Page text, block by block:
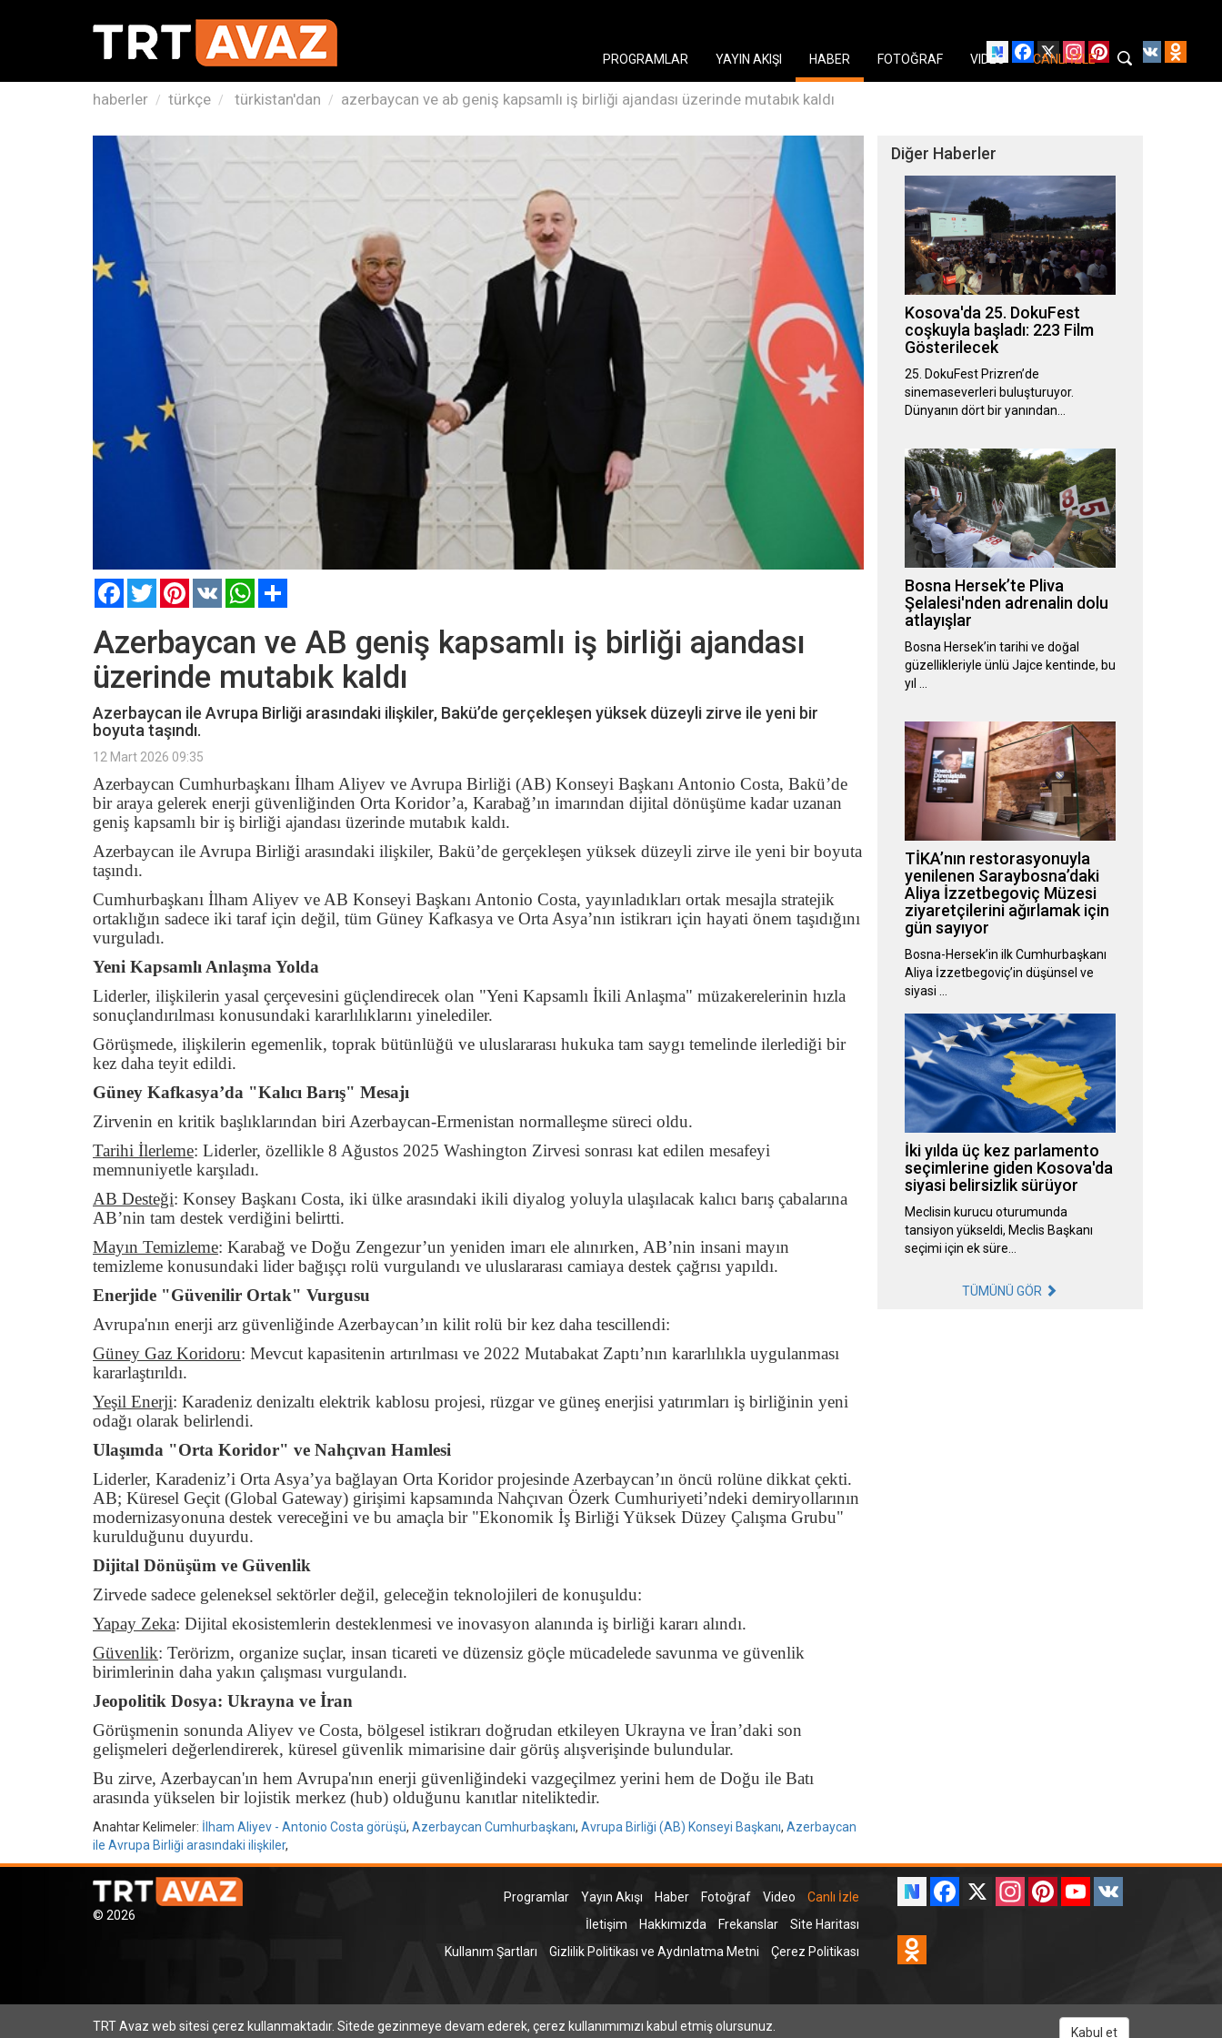
Facebook
X Instagram
PinterestYouTube
VK
PROGRAMLAR YAYIN AKIŞI HABER FOTOĞRAF VIDEO CANLI İZLE
haberler türkçe türkistan'dan azerbaycan ve ab geniş kapsamlı iş birliği ajandası üzerinde mutabık kaldı
FacebookTwitterPinterest
VK WhatsApp
Azerbaycan ve AB geniş kapsamlı iş birliği ajandası
üzerinde mutabık kaldı
Azerbaycan ile Avrupa Birliği arasındaki ilişkiler, Bakü’de gerçekleşen yüksek düzeyli zirve ile yeni bir
boyuta taşındı.
12 Mart 2026 09:35
Azerbaycan Cumhurbaşkanı İlham Aliyev ve Avrupa Birliği (AB) Konseyi Başkanı Antonio Costa, Bakü’de
bir araya gelerek enerji güvenliğinden Orta Koridor’a, Karabağ’ın imarından dijital dönüşüme kadar uzanan
geniş kapsamlı bir iş birliği ajandası üzerinde mutabık kaldı.
Azerbaycan ile Avrupa Birliği arasındaki ilişkiler, Bakü’de gerçekleşen yüksek düzeyli zirve ile yeni bir boyuta
taşındı.
Cumhurbaşkanı İlham Aliyev ve AB Konseyi Başkanı Antonio Costa, yayınladıkları ortak mesajla stratejik
ortaklığın sadece iki taraf için değil, tüm Güney Kafkasya ve Orta Asya’nın istikrarı için hayati önem taşıdığını
vurguladı.
Yeni Kapsamlı Anlaşma Yolda
Liderler, ilişkilerin yasal çerçevesini güçlendirecek olan "Yeni Kapsamlı İkili Anlaşma" müzakerelerinin hızla
sonuçlandırılması konusundaki kararlılıklarını yinelediler.
Görüşmede, ilişkilerin egemenlik, toprak bütünlüğü ve uluslararası hukuka tam saygı temelinde ilerlediği bir
kez daha teyit edildi.
Güney Kafkasya’da "Kalıcı Barış" Mesajı
Zirvenin en kritik başlıklarından biri Azerbaycan-Ermenistan normalleşme süreci oldu.
Tarihi İlerleme: Liderler, özellikle 8 Ağustos 2025 Washington Zirvesi sonrası kat edilen mesafeyi
memnuniyetle karşıladı.
AB Desteği: Konsey Başkanı Costa, iki ülke arasındaki ikili diyalog yoluyla ulaşılacak kalıcı barış çabalarına
AB’nin tam destek verdiğini belirtti.
Mayın Temizleme: Karabağ ve Doğu Zengezur’un yeniden imarı ele alınırken, AB’nin insani mayın
temizleme konusundaki lider bağışçı rolü vurgulandı ve uluslararası camiaya destek çağrısı yapıldı.
Enerjide "Güvenilir Ortak" Vurgusu
Avrupa'nın enerji arz güvenliğinde Azerbaycan’ın kilit rolü bir kez daha tescillendi:
Güney Gaz Koridoru: Mevcut kapasitenin artırılması ve 2022 Mutabakat Zaptı’nın kararlılıkla uygulanması
kararlaştırıldı.
Yeşil Enerji: Karadeniz denizaltı elektrik kablosu projesi, rüzgar ve güneş enerjisi yatırımları iş birliğinin yeni
odağı olarak belirlendi.
Ulaşımda "Orta Koridor" ve Nahçıvan Hamlesi
Liderler, Karadeniz’i Orta Asya’ya bağlayan Orta Koridor projesinde Azerbaycan’ın öncü rolüne dikkat çekti.
AB; Küresel Geçit (Global Gateway) girişimi kapsamında Nahçıvan Özerk Cumhuriyeti’ndeki demiryollarının
modernizasyonuna destek vereceğini ve bu amaçla bir "Ekonomik İş Birliği Yüksek Düzey Çalışma Grubu"
kurulduğunu duyurdu.
Dijital Dönüşüm ve Güvenlik
Zirvede sadece geleneksel sektörler değil, geleceğin teknolojileri de konuşuldu:
Yapay Zeka: Dijital ekosistemlerin desteklenmesi ve inovasyon alanında iş birliği kararı alındı.
Güvenlik: Terörizm, organize suçlar, insan ticareti ve düzensiz göçle mücadelede savunma ve güvenlik
birimlerinin daha yakın çalışması vurgulandı.
Jeopolitik Dosya: Ukrayna ve İran
Görüşmenin sonunda Aliyev ve Costa, bölgesel istikrarı doğrudan etkileyen Ukrayna ve İran’daki son
gelişmeleri değerlendirerek, küresel güvenlik mimarisine dair görüş alışverişinde bulundular.
Bu zirve, Azerbaycan'ın hem Avrupa'nın enerji güvenliğindeki vazgeçilmez yerini hem de Doğu ile Batı
arasında yükselen bir lojistik merkez (hub) olduğunu kanıtlar niteliktedir.
Anahtar Kelimeler: İlham Aliyev - Antonio Costa görüşü, Azerbaycan Cumhurbaşkanı, Avrupa Birliği (AB) Konseyi Başkanı, Azerbaycan
ile Avrupa Birliği arasındaki ilişkiler,
Diğer Haberler
Kosova'da 25. DokuFest
coşkuyla başladı: 223 Film
Gösterilecek
25. DokuFest Prizren’de
sinemaseverleri buluşturuyor.
Dünyanın dört bir yanından…
Bosna Hersek’te Pliva
Şelalesi'nden adrenalin dolu
atlayışlar
Bosna Hersek’in tarihi ve doğal
güzellikleriyle ünlü Jajce kentinde, bu
yıl …
TİKA’nın restorasyonuyla
yenilenen Saraybosna’daki
Aliya İzzetbegoviç Müzesi
ziyaretçilerini ağırlamak için
gün sayıyor
Bosna-Hersek’in ilk Cumhurbaşkanı
Aliya İzzetbegoviç’in düşünsel ve
siyasi …
İki yılda üç kez parlamento
seçimlerine giden Kosova'da
siyasi belirsizlik sürüyor
Meclisin kurucu oturumunda
tansiyon yükseldi, Meclis Başkanı
seçimi için ek süre…
TÜMÜNÜ GÖR
© 2026
Programlar Yayın Akışı Haber Fotoğraf Video
Canlı İzle
İletişim
Hakkımızda Frekanslar
Site Haritası
Kullanım Şartları
Gizlilik Politikası ve Aydınlatma Metni Çerez Politikası
Facebook
X InstagramPinterestYouTube
TRT Avaz web sitesi çerez kullanmaktadır. Sitede gezinmeye devam ederek, çerez kullanımımızı kabul etmiş olursunuz.
Kabul et